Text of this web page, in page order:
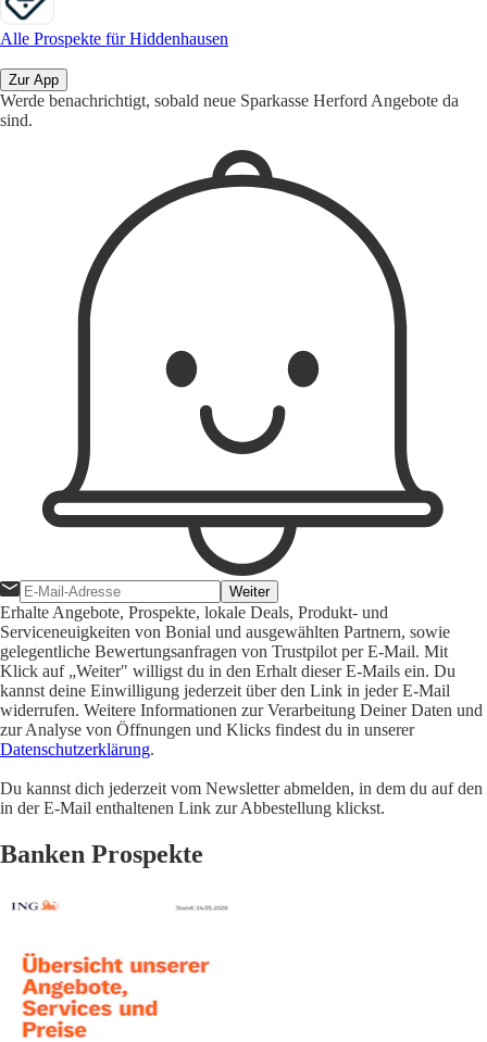
Alle Prospekte für Hiddenhausen
Zur App
Werde benachrichtigt, sobald neue Sparkasse Herford Angebote da
sind.
Weiter
Erhalte Angebote, Prospekte, lokale Deals, Produkt- und
Serviceneuigkeiten von Bonial und ausgewählten Partnern, sowie
gelegentliche Bewertungsanfragen von Trustpilot per E-Mail. Mit
Klick auf „Weiter" willigst du in den Erhalt dieser E-Mails ein. Du
kannst deine Einwilligung jederzeit über den Link in jeder E-Mail
widerrufen. Weitere Informationen zur Verarbeitung Deiner Daten und
zur Analyse von Öffnungen und Klicks findest du in unserer
Datenschutzerklärung.
Du kannst dich jederzeit vom Newsletter abmelden, in dem du auf den
in der E-Mail enthaltenen Link zur Abbestellung klickst.
Banken Prospekte